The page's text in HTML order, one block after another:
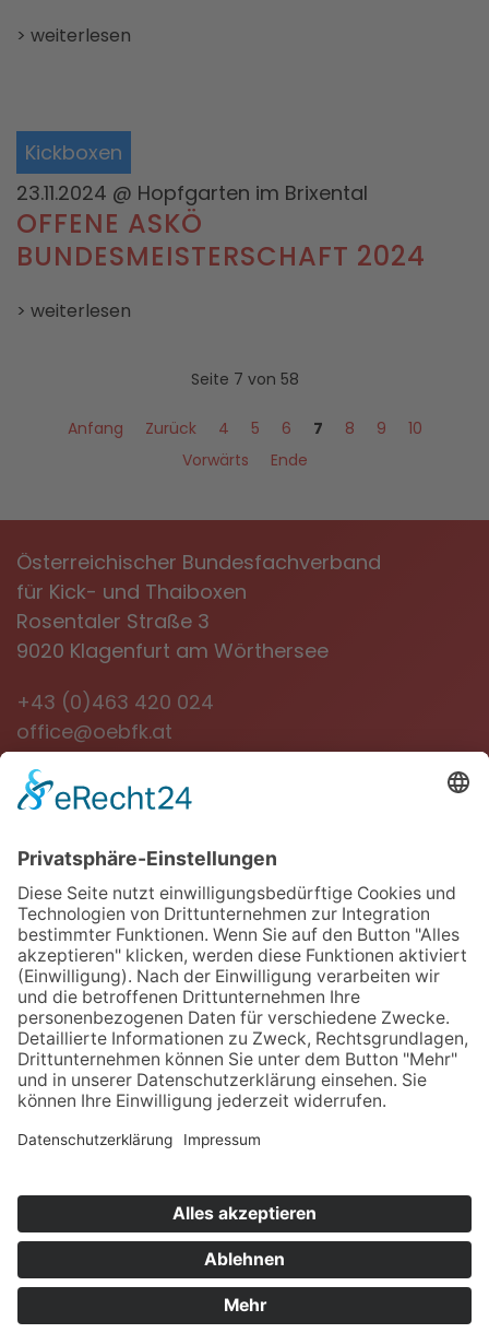
> weiterlesen
Kickboxen
23.11.2024 @ Hopfgarten im Brixental
OFFENE ASKÖ
BUNDESMEISTERSCHAFT 2024
> weiterlesen
Seite 7 von 58
Anfang Zurück 4 5 6 7 8 9
10
Vorwärts
Ende
Österreichischer Bundesfachverband
für Kick- und Thaiboxen
Rosentaler Straße 3
9020 Klagenfurt am Wörthersee
+43 (0)463 420 024
office@oebfk.at
NEWSLETTER
Jetzt anmelden
Downloads
Links
Datenschutz
Impressum
Cookie-Einstellungen